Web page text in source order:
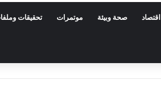
اقتصاد صحة وبيئة موتمرات تحقيقات